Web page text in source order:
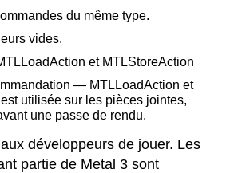
du même type.
vides.
et MTLStoreAction
— MTLLoadAction et
utilisée sur les pièces jointes,
une passe de rendu.
développeurs de jouer. Les
partie de Metal 3 sont